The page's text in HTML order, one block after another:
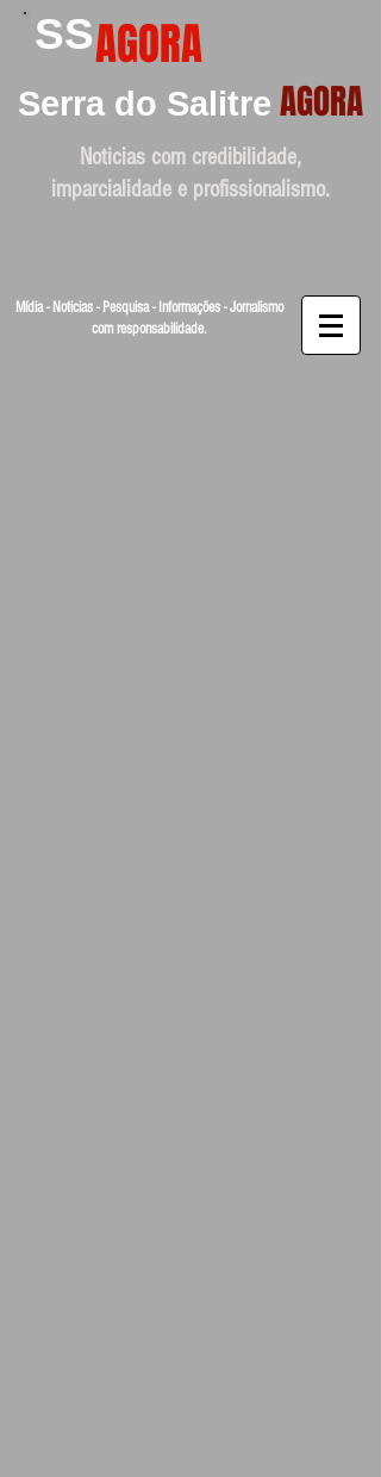
SSAGORA
Serra do Salitre AGORA
Noticias com credibilidade,
imparcialidade e profissionalismo.
Mídia - Noticias - Pesquisa - Informações - Jornalismo
com responsabilidade.